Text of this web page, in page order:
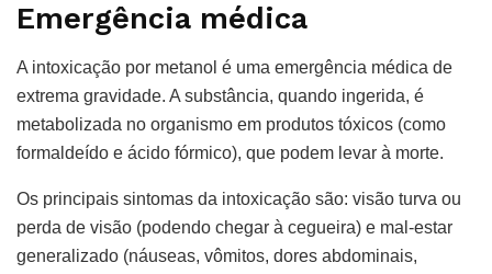
Emergência médica
A intoxicação por metanol é uma emergência médica de
extrema gravidade. A substância, quando ingerida, é
metabolizada no organismo em produtos tóxicos (como
formaldeído e ácido fórmico), que podem levar à morte.
Os principais sintomas da intoxicação são: visão turva ou
perda de visão (podendo chegar à cegueira) e mal-estar
generalizado (náuseas, vômitos, dores abdominais,